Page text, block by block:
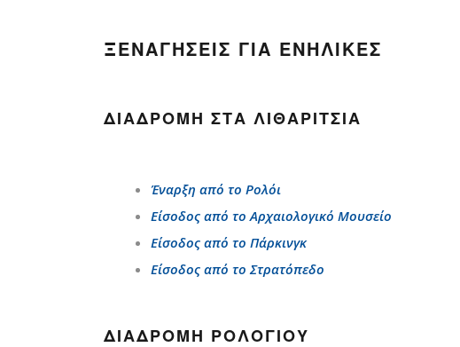
ΞΕΝΑΓΉΣΕΙΣ ΓΙΑ ΕΝΉΛΙΚΕΣ
ΔΙΑΔΡΟΜΉ ΣΤΑ ΛΙΘΑΡΊΤΣΙΑ
Έναρξη από το Ρολόι
Είσοδος από το Αρχαιολογικό Μουσείο
Είσοδος από το Πάρκινγκ
Είσοδος από το Στρατόπεδο
ΔΙΑΔΡΟΜΉ ΡΟΛΟΓΙΟΎ